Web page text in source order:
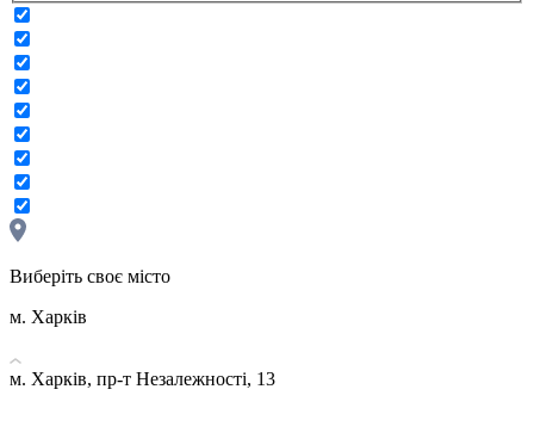
Виберіть своє місто
м. Харків
м. Харків, пр-т Незалежності, 13